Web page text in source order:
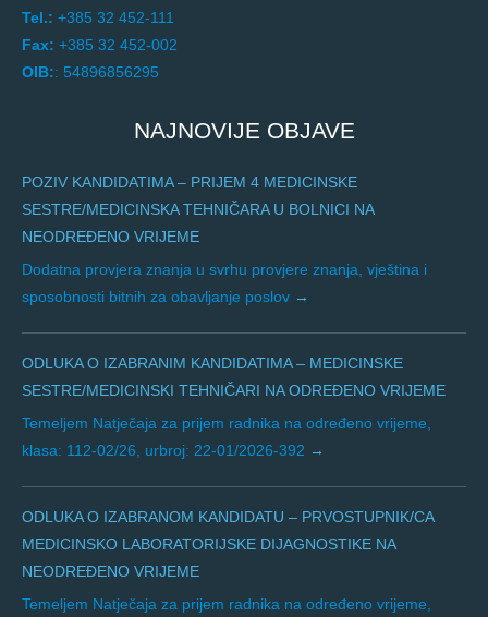
Tel.: +385 32 452-111
Fax: +385 32 452-002
OIB:: 54896856295
NAJNOVIJE OBJAVE
POZIV KANDIDATIMA – PRIJEM 4 MEDICINSKE
SESTRE/MEDICINSKA TEHNIČARA U BOLNICI NA
NEODREĐENO VRIJEME
Dodatna provjera znanja u svrhu provjere znanja, vještina i
sposobnosti bitnih za obavljanje poslov
ODLUKA O IZABRANIM KANDIDATIMA – MEDICINSKE
SESTRE/MEDICINSKI TEHNIČARI NA ODREĐENO VRIJEME
Temeljem Natječaja za prijem radnika na određeno vrijeme,
klasa: 112-02/26, urbroj: 22-01/2026-392
ODLUKA O IZABRANOM KANDIDATU – PRVOSTUPNIK/CA
MEDICINSKO LABORATORIJSKE DIJAGNOSTIKE NA
NEODREĐENO VRIJEME
Temeljem Natječaja za prijem radnika na određeno vrijeme,